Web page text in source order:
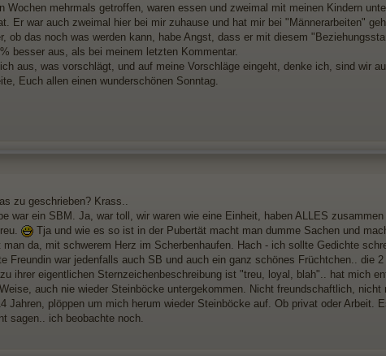
Wochen mehrmals getroffen, waren essen und zweimal mit meinen Kindern
Er war auch zweimal hier bei mir zuhause und hat mir bei "Männerarbeiten"
ob das noch was werden kann, habe Angst, dass er mit diesem
besser aus, als bei meinem letzten Kommentar.
aus, was vorschlägt, und auf meine Vorschläge eingeht, denke ich, sind wir
Euch allen einen wunderschönen Sonntag.
zu geschrieben? Krass..
war ein SBM. Ja, war toll, wir waren wie eine Einheit, haben ALLES
Tja und wie es so ist in der Pubertät macht man dumme Sachen und
da, mit schwerem Herz im Scherbenhaufen. Hach - ich sollte Gedichte
Freundin war jedenfalls auch SB und auch ein ganz schönes Früchtchen.. die
ihrer eigentlichen Sternzeichenbeschreibung ist "treu, loyal, blah".. hat mich
auch nie wieder Steinböcke untergekommen. Nicht freundschaftlich, nicht
Jahren, plöppen um mich herum wieder Steinböcke auf. Ob privat oder Arbeit.
sagen.. ich beobachte noch.